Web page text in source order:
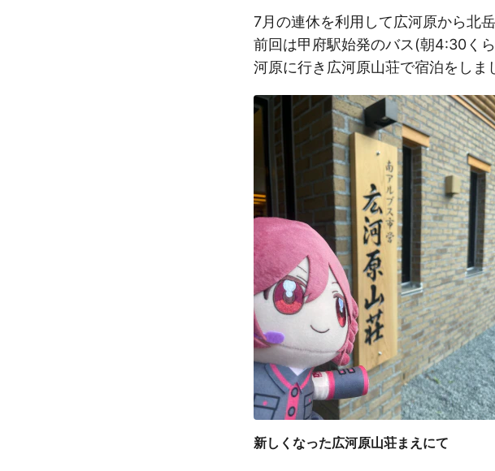
7月の連休を利用して広河原から北
前回は甲府駅始発のバス(朝4:30く
河原に行き広河原山荘で宿泊をしま
新しくなった広河原山荘まえにて